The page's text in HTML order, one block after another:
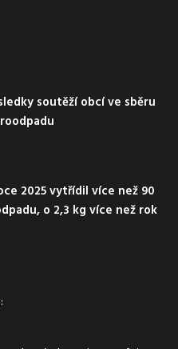
soutěží obcí ve sběru
2025 vytřídil více než 90
o 2,3 kg více než rok